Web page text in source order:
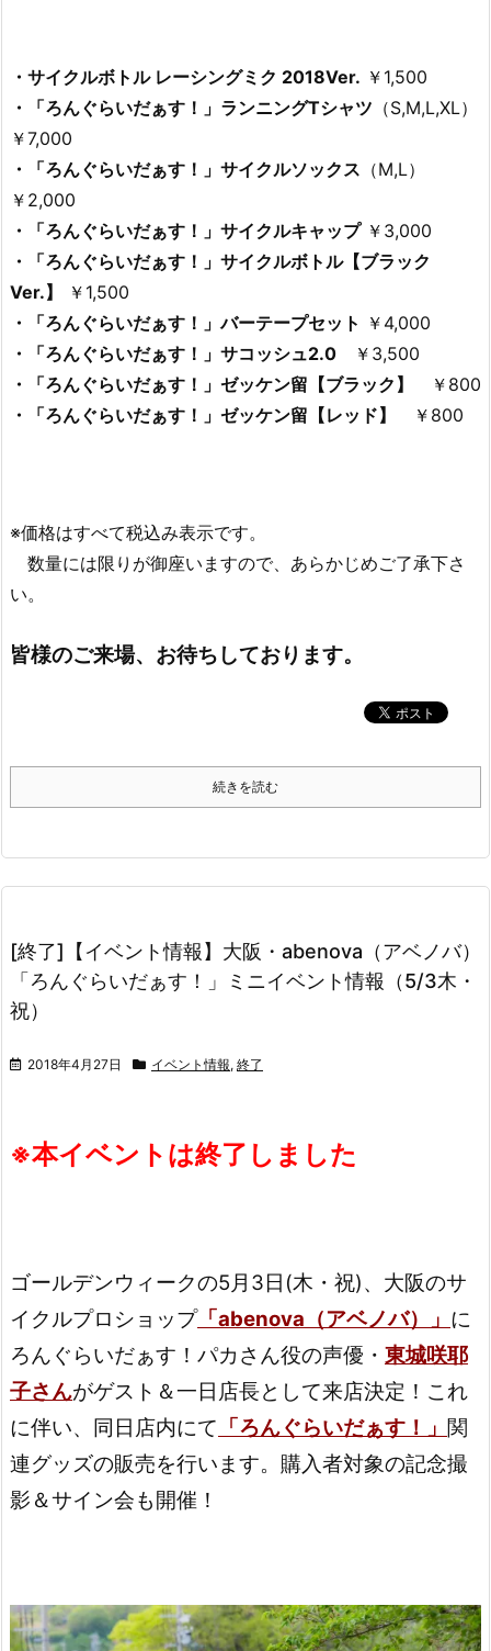
・サイクルボトル レーシングミク 2018Ver. ￥1,500
・「ろんぐらいだぁす！」ランニングTシャツ （S,M,L,XL）
￥7,000
・「ろんぐらいだぁす！」サイクルソックス （M,L）
￥2,000
・「ろんぐらいだぁす！」サイクルキャップ￥3,000
・「ろんぐらいだぁす！」サイクルボトル【ブラック
Ver.】
￥1,500
・「ろんぐらいだぁす！」バーテープセット ￥4,000
・「ろんぐらいだぁす！」サコッシュ2.0
￥3,500
・「ろんぐらいだぁす！」ゼッケン留【ブラック】
￥800
・「ろんぐらいだぁす！」ゼッケン留【レッド】
￥800
※価格はすべて税込み表示です。
数量には限りが御座いますので、あらかじめご了承下さ
い。
皆様のご来場、お待ちしております。
続きを読む
[終了]【イベント情報】大阪・abenova（アベノバ）
「ろんぐらいだぁす！」ミニイベント情報（5/3木・
祝）
2018年4月27日 イベント情報, 終了
※本イベントは終了しました
ゴールデンウィークの5月3日(木・祝)、大阪のサ
イクルプロショップ「abenova（アベノバ）」 に
ろんぐらいだぁす！パカさん役の声優・ 東城咲耶
子さんがゲスト＆一日店長として来店決定！これ
に伴い、同日店内にて 「ろんぐらいだぁす！」 関
連グッズの販売を行います。購入者対象の記念撮
影＆サイン会も開催！